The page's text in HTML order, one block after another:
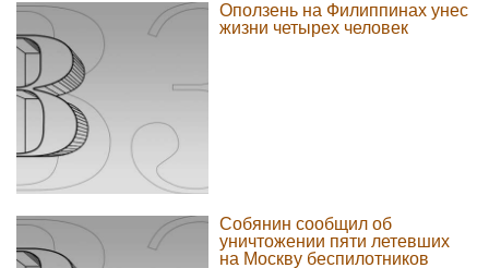
Оползень на Филиппинах унес
жизни четырех человек
Собянин сообщил об
уничтожении пяти летевших
на Москву беспилотников